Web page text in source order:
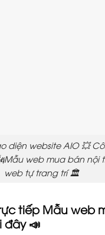
diện website AIO 💥
web mua bán nội
web tự trang trí 🏛️
tiếp Mẫu web
đây 📣